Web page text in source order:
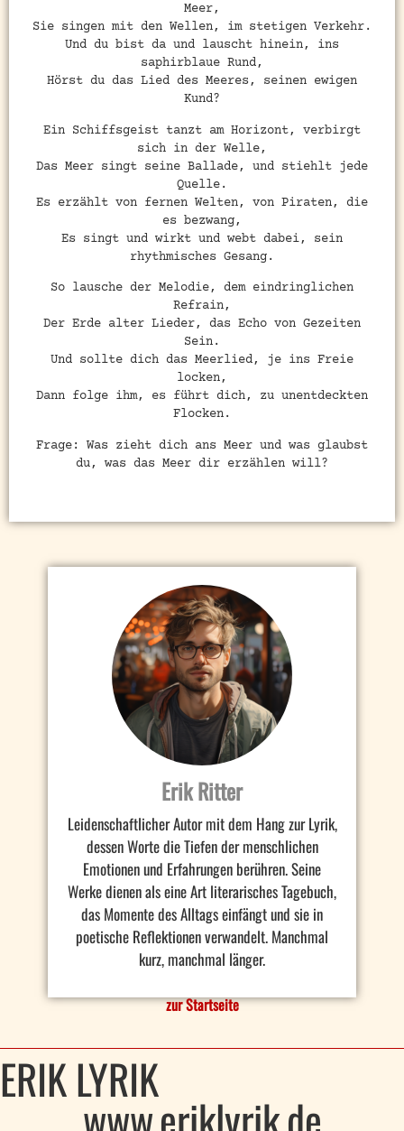
Meer,
Sie singen mit den Wellen, im stetigen Verkehr.
Und du bist da und lauscht hinein, ins
saphirblaue Rund,
Hörst du das Lied des Meeres, seinen ewigen
Kund?
Ein Schiffsgeist tanzt am Horizont, verbirgt
sich in der Welle,
Das Meer singt seine Ballade, und stiehlt jede
Quelle.
Es erzählt von fernen Welten, von Piraten, die
es bezwang,
Es singt und wirkt und webt dabei, sein
rhythmisches Gesang.
So lausche der Melodie, dem eindringlichen
Refrain,
Der Erde alter Lieder, das Echo von Gezeiten
Sein.
Und sollte dich das Meerlied, je ins Freie
locken,
Dann folge ihm, es führt dich, zu unentdeckten
Flocken.
Frage: Was zieht dich ans Meer und was glaubst
du, was das Meer dir erzählen will?
Erik Ritter
Leidenschaftlicher Autor mit dem Hang zur Lyrik,
dessen Worte die Tiefen der menschlichen
Emotionen und Erfahrungen berühren. Seine
Werke dienen als eine Art literarisches Tagebuch,
das Momente des Alltags einfängt und sie in
poetische Reflektionen verwandelt. Manchmal
kurz, manchmal länger.
zur Startseite
ERIK LYRIK
www.eriklyrik.de